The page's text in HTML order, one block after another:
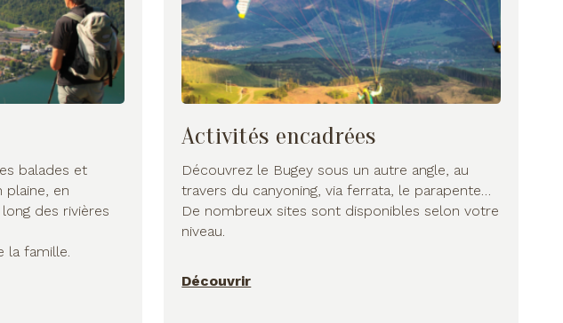
balades et
plaine, en
des rivières
la famille.
Activités encadrées
Découvrez le Bugey sous un autre angle, au
travers du canyoning, via ferrata, le parapente…
De nombreux sites sont disponibles selon votre
niveau.
Découvrir